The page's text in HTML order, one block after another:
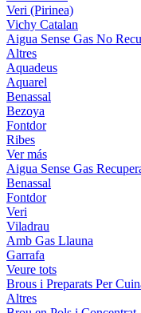
Veri (Pirinea)
Vichy Catalan
Aigua Sense Gas No
Altres
Aquadeus
Aquarel
Benassal
Bezoya
Fontdor
Ribes
Ver más
Aigua Sense Gas
Benassal
Fontdor
Veri
Viladrau
Amb Gas Llauna
Garrafa
Veure tots
Brous i Preparats Per
Altres